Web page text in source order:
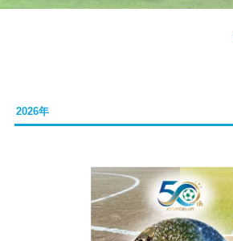
2026年